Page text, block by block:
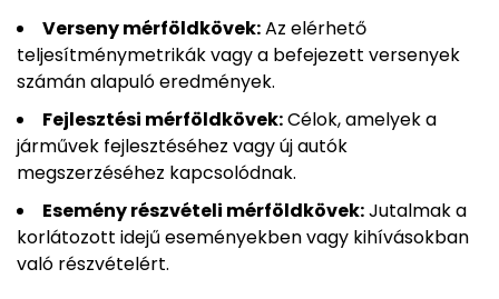
Verseny mérföldkövek:Az elérhető
teljesítménymetrikák vagy a befejezett versenyek
számán alapuló eredmények.
Fejlesztési mérföldkövek:Célok, amelyek a
járművek fejlesztéséhez vagy új autók
megszerzéséhez kapcsolódnak.
Esemény részvételi mérföldkövek:Jutalmak a
korlátozott idejű eseményekben vagy kihívásokban
való részvételért.